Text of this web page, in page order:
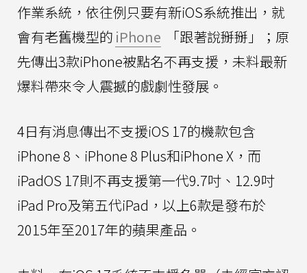
作業系統，依往例只要有新iOS系統推出，就
會有老舊機型的 iPhone
「跟著說掰掰」；原
先傳出3款iPhone被點名不再支援，未料最新
爆料帶來令人震撼的戲劇性發展。
4日有消息傳出不支援iOS 17的機款包含
iPhone 8、iPhone 8 Plus和iPhone X，而
iPadOS 17則不再支援第一代9.7吋、12.9吋
iPad Pro及第五代iPad，以上6款是發布於
2015年至2017年的蘋果產品。